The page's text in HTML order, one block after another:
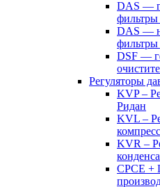
DAS —
фильтры
DAS —
фильтры
DSF —
Регуляторы
KVP –
Ридан
KVL –
KVR –
CPCE +